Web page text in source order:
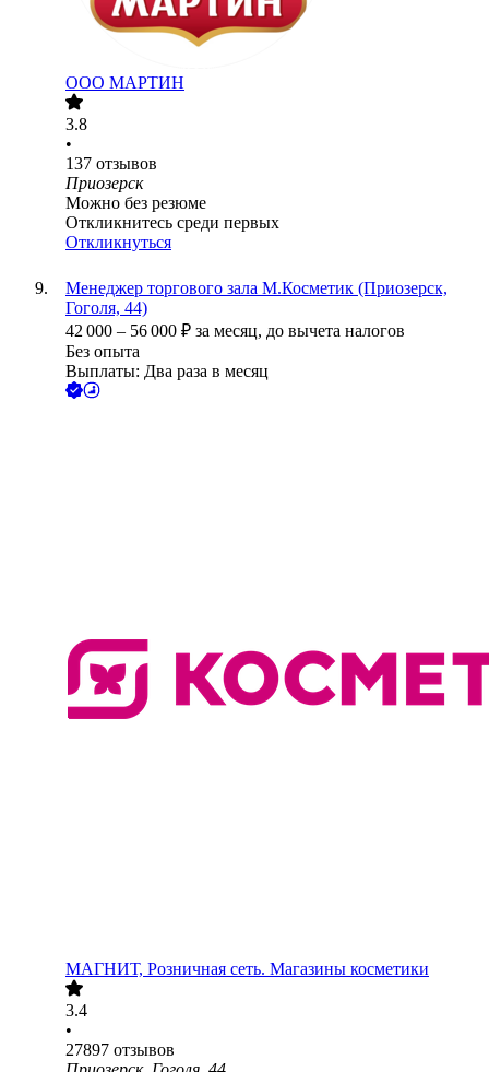
ООО МАРТИН
3.8
•
137 отзывов
Приозерск
Можно без резюме
Откликнитесь среди первых
Откликнуться
Менеджер торгового зала М.Косметик (Приозерск,
Гоголя, 44)
42 000 – 56 000 ₽ за месяц, до вычета налогов
Без опыта
Выплаты: Два раза в месяц
МАГНИТ, Розничная сеть. Магазины косметики
3.4
•
27897 отзывов